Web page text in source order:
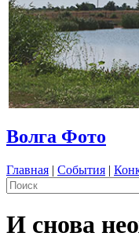
Волга Фото
Главная | События |
И снова